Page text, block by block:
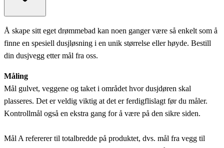
Å skape sitt eget drømmebad kan noen ganger være så enkelt som å
finne en spesiell dusjløsning i en unik størrelse eller høyde. Bestill
din dusjvegg etter mål fra oss.
Måling
Mål gulvet, veggene og taket i området hvor dusjdøren skal
plasseres. Det er veldig viktig at det er ferdigflislagt før du måler.
Kontrollmål også en ekstra gang for å være på den sikre siden.
Mål A refererer til totalbredde på produktet, dvs. mål fra vegg til